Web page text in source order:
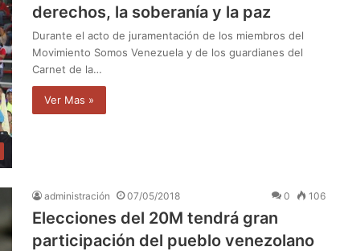
derechos, la soberanía y la paz
Durante el acto de juramentación de los miembros del
Movimiento Somos Venezuela y de los guardianes del
Carnet de la…
Ver Mas »
administración 07/05/2018 0 106
Elecciones del 20M tendrá gran
participación del pueblo venezolano